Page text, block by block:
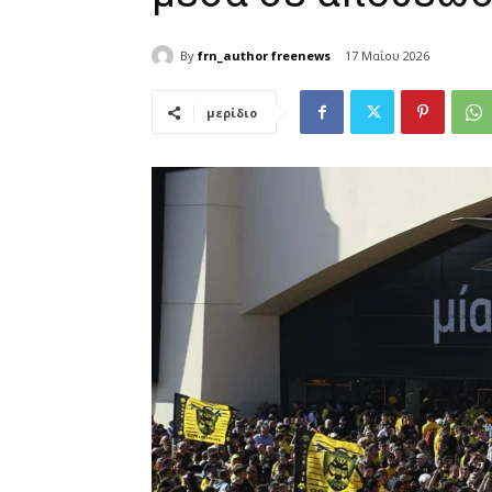
By frn_author freenews 17 Μαΐου 2026
μερίδιο